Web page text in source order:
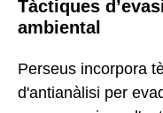
Tàctiques
ambiental
Perseus incorpora
d'antianàlisi per